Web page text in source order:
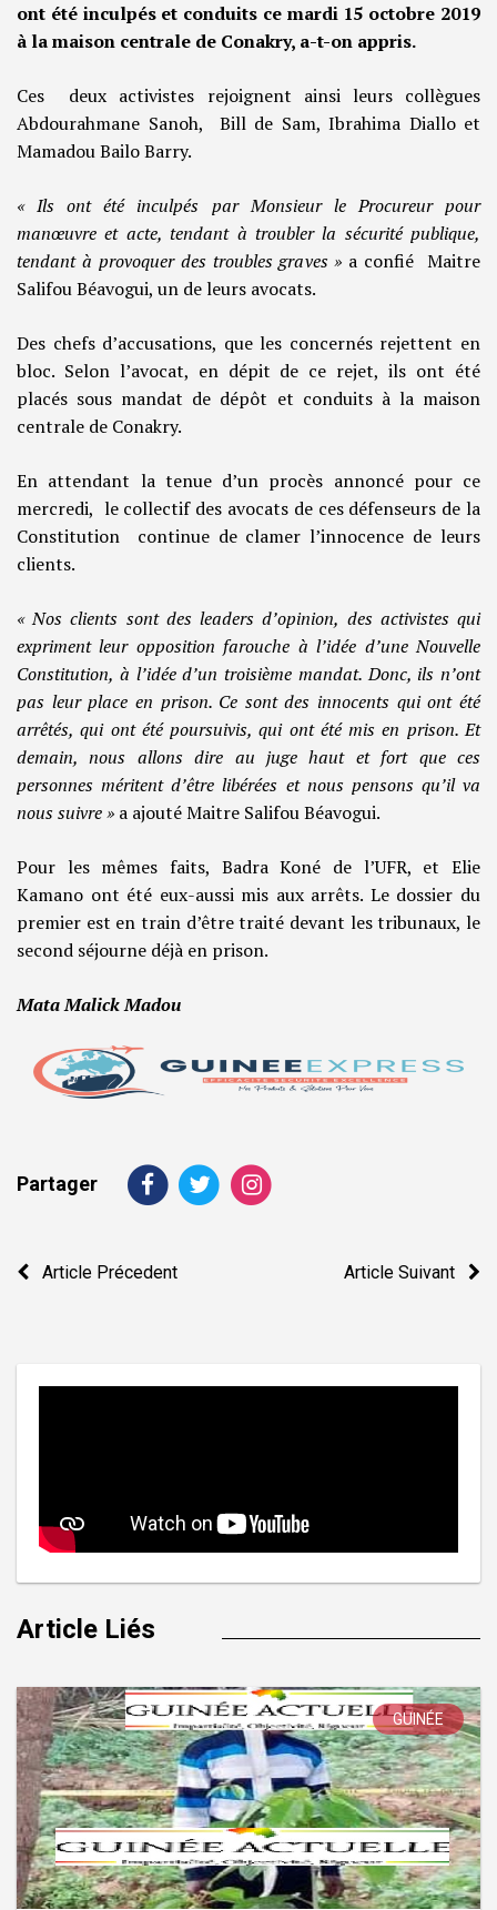
ont été inculpés et conduits ce mardi 15 octobre 2019
à la maison centrale de Conakry, a-t-on appris.
Ces deux activistes rejoignent ainsi leurs collègues
Abdourahmane Sanoh, Bill de Sam, Ibrahima Diallo et
Mamadou Bailo Barry.
« Ils ont été inculpés par Monsieur le Procureur pour
manœuvre et acte, tendant à troubler la sécurité publique,
tendant à provoquer des troubles graves » a confié Maitre
Salifou Béavogui, un de leurs avocats.
Des chefs d’accusations, que les concernés rejettent en
bloc. Selon l’avocat, en dépit de ce rejet, ils ont été
placés sous mandat de dépôt et conduits à la maison
centrale de Conakry.
En attendant la tenue d’un procès annoncé pour ce
mercredi, le collectif des avocats de ces défenseurs de la
Constitution continue de clamer l’innocence de leurs
clients.
« Nos clients sont des leaders d’opinion, des activistes qui
expriment leur opposition farouche à l’idée d’une Nouvelle
Constitution, à l’idée d’un troisième mandat. Donc, ils n’ont
pas leur place en prison. Ce sont des innocents qui ont été
arrêtés, qui ont été poursuivis, qui ont été mis en prison. Et
demain, nous allons dire au juge haut et fort que ces
personnes méritent d’être libérées et nous pensons qu’il va
nous suivre » a ajouté Maitre Salifou Béavogui.
Pour les mêmes faits, Badra Koné de l’UFR, et Elie
Kamano ont été eux-aussi mis aux arrêts. Le dossier du
premier est en train d’être traité devant les tribunaux, le
second séjourne déjà en prison.
Mata Malick Madou
Partager
Navigation
Article Précedent Article Suivant
Article Liés
GUINÉE